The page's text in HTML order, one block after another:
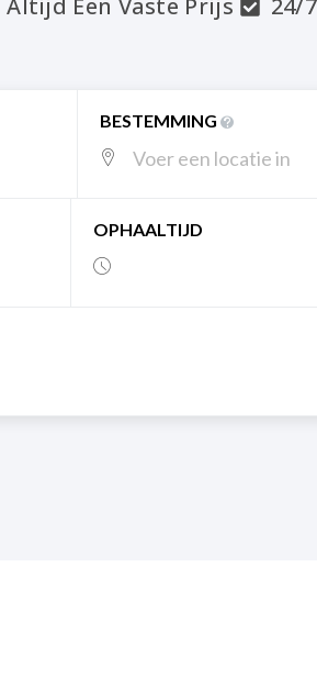
Altijd Een Vaste Prijs 24/
BESTEMMING
OPHAALTIJD